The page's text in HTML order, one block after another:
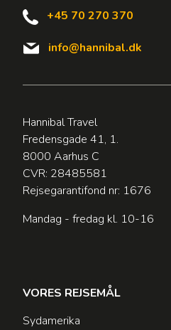
+45 70 270 370
info@hannibal.dk
Hannibal Travel
Fredensgade 41, 1.
8000 Aarhus C
CVR: 28485581
Rejsegarantifond nr: 1676
Mandag - fredag kl. 10-16
VORES REJSEMÅL
Sydamerika